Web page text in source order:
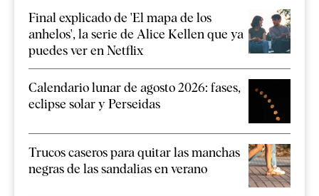
Final explicado de 'El mapa de los
anhelos', la serie de Alice Kellen que ya
puedes ver en Netflix
Calendario lunar de agosto 2026: fases,
eclipse solar y Perseidas
Trucos caseros para quitar las manchas
negras de las sandalias en verano